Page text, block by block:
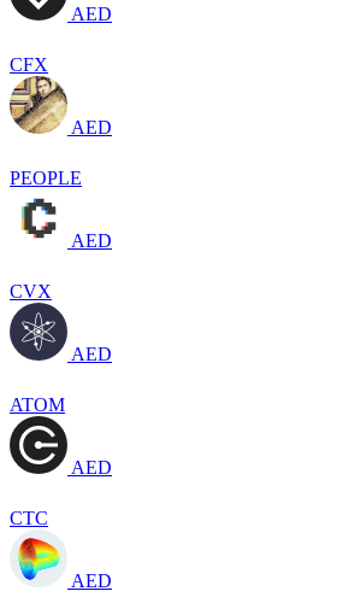
AED
CFX
AED
PEOPLE
AED
CVX
AED
ATOM
AED
CTC
AED